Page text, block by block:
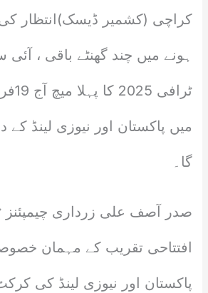
کراچی (کشمیر ڈیسک)انتظار
ہونے میں چند گھنٹے باقی ،
میں پاکستان اور نیوزی لینڈ کے
گا۔
صدر آصف علی زرداری چیمپئنز
افتتاحی تقریب کے مہمان
پاکستان اور نیوزی لینڈ کی